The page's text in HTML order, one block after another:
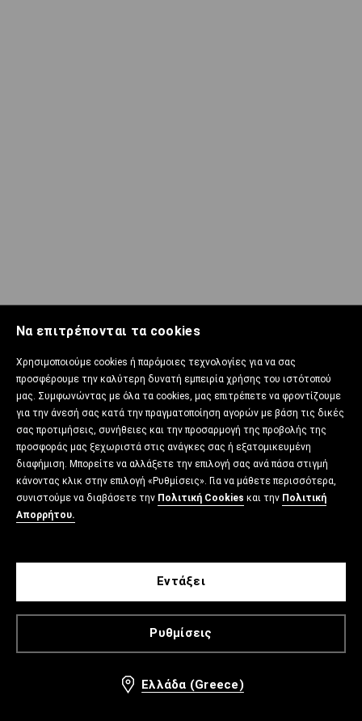
Να επιτρέπονται τα cookies
Χρησιμοποιούμε cookies ή παρόμοιες τεχνολογίες για να σας
προσφέρουμε την καλύτερη δυνατή εμπειρία χρήσης του ιστότοπού
μας. Συμφωνώντας με όλα τα cookies, μας επιτρέπετε να φροντίζουμε
για την άνεσή σας κατά την πραγματοποίηση αγορών με βάση τις δικές
σας προτιμήσεις, συνήθειες και την προσαρμογή της προβολής της
προσφοράς μας ξεχωριστά στις ανάγκες σας ή εξατομικευμένη
διαφήμιση. Μπορείτε να αλλάξετε την επιλογή σας ανά πάσα στιγμή
κάνοντας κλικ στην επιλογή «Ρυθμίσεις». Για να μάθετε περισσότερα,
συνιστούμε να διαβάσετε την Πολιτική Cookies και την Πολιτική
Απορρήτου.
Ρυθμίσεις
Εντάξει
Ελλάδα (Greece)